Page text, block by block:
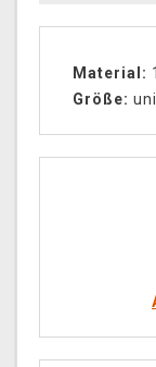
Material:
Größe: